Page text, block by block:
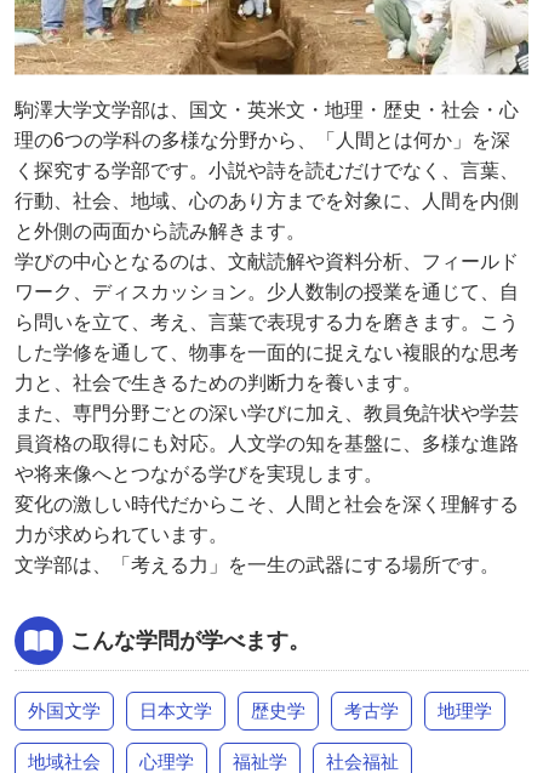
駒澤大学文学部は、国文・英米文・地理・歴史・社会・心
理の6つの学科の多様な分野から、「人間とは何か」を深
く探究する学部です。小説や詩を読むだけでなく、言葉、
行動、社会、地域、心のあり方までを対象に、人間を内側
と外側の両面から読み解きます。
学びの中心となるのは、文献読解や資料分析、フィールド
ワーク、ディスカッション。少人数制の授業を通じて、自
ら問いを立て、考え、言葉で表現する力を磨きます。こう
した学修を通して、物事を一面的に捉えない複眼的な思考
力と、社会で生きるための判断力を養います。
また、専門分野ごとの深い学びに加え、教員免許状や学芸
員資格の取得にも対応。人文学の知を基盤に、多様な進路
や将来像へとつながる学びを実現します。
変化の激しい時代だからこそ、人間と社会を深く理解する
力が求められています。
文学部は、「考える力」を一生の武器にする場所です。
こんな学問が学べます。
外国文学 日本文学 歴史学 考古学 地理学
地域社会 心理学 福祉学 社会福祉